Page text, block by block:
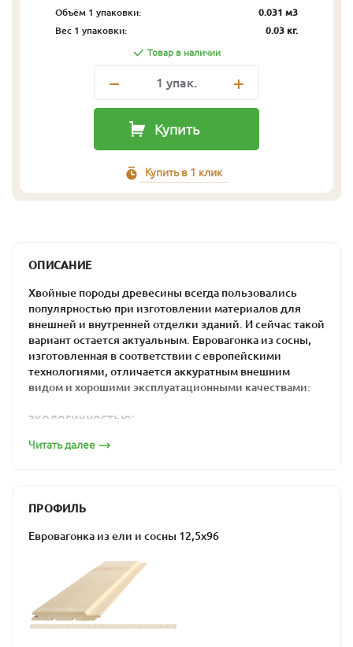
Объём 1 упаковки:
0.031 м3
Вес 1 упаковки:
0.03 кг.
Товар в наличии
1 упак.
Купить
Купить в 1 клик
ОПИСАНИЕ
Хвойные породы древесины всегда пользовались
популярностью при изготовлении материалов для
внешней и внутренней отделки зданий. И сейчас такой
вариант остается актуальным. Евровагонка из сосны,
изготовленная в соответствии с европейскими
технологиями, отличается аккуратным внешним
видом и хорошими эксплуатационными качествами:
экологичностью;
лигнина;
долговечностью, что является результатом
содержания смол в составе древесины;
воздействию насекомых.
Евровагонку из сосны стоит купить для внутренней и
внешней обшивки, поскольку ее влажность
составляет 12-14%. Такая особенность обеспечивает
сохранение формы материала и исключает
Читать далее
ПРОФИЛЬ
Евровагонка из ели и сосны 12,5х96